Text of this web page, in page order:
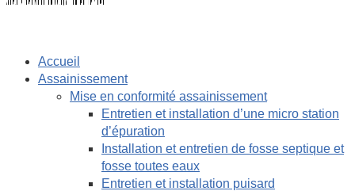
Accueil
Assainissement
Mise en conformité assainissement
Entretien et installation d’une micro station
d’épuration
Installation et entretien de fosse septique et
fosse toutes eaux
Entretien et installation puisard